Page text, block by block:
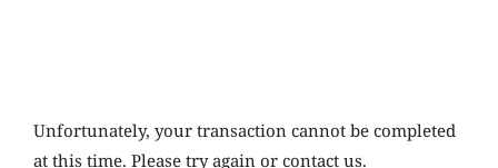
Unfortunately, your transaction cannot be completed
at this time. Please try again or contact us.